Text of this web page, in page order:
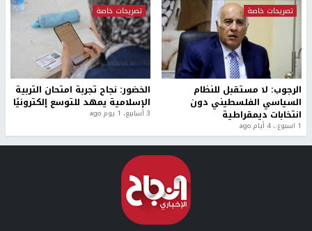
تصريحات خاصة
الرجوب: لا مستقبل للنظام
السياسي الفلسطيني دون
انتخابات ديمقراطية
1 اسبوع.، 4 أيام ago
تصريحات خاصة
الخضور: نجاح تجربة امتحان التربية
الإسلامية يمهد للتوسع إلكترونيًا
3 أسابيع، 1 يوم ago